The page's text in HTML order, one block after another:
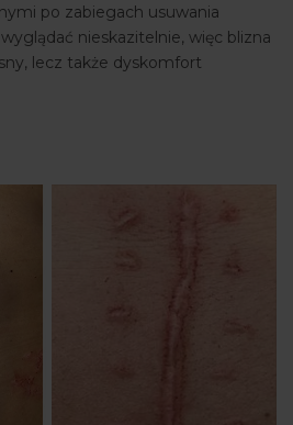
po zabiegach usuwania
nieskazitelnie, więc blizna
lecz także dyskomfort